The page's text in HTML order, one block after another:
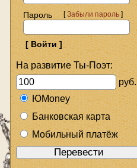
Пароль [Забыли пароль]
На развитие Ты-Поэт:
руб.
ЮMoney
Банковская карта
Мобильный платёж